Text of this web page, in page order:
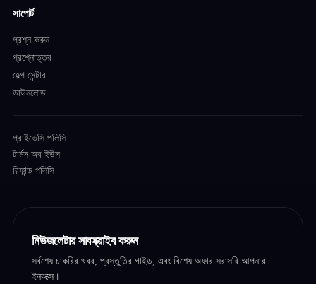
সাপোর্ট
প্রশ্ন করুন
প্রশ্নোত্তর
হেল্প সেন্টার
ডাউনলোড
প্রাইভেসি পলিসি
টার্মস অব ইউস
রিফান্ড পলিসি
নিউজলেটার সাবস্ক্রাইব করুন
সর্বশেষ চাকরির খবর, প্রস্তুতির গাইড, এবং বিশেষ অফার সরাসরি আপনার
ইনবক্সে।